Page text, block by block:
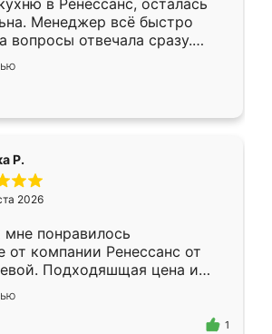
в Ренессанс, осталась
Менеджер всё быстро
вопросы отвечала сразу.
в субботу, подошёл к
ответственностью. Собрали
работали аккуратно, даже
Р.
2026
понравилось
от компании Ренессанс от
Подходяшщая цена и
изготовления. Приехавший
Владислав
моему эскизу самый
1